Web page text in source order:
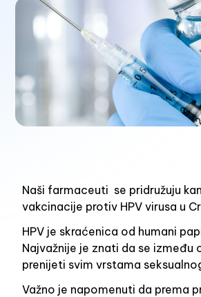
Naši farmaceuti se pridružuju
vakcinacije protiv HPV virusa u
HPV je skraćenica od humani
Najvažnije je znati da se između
prenijeti svim vrstama
Važno je napomenuti da prema